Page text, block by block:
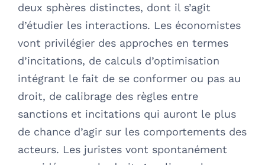
deux sphères distinctes, dont il s’agit
d’étudier les interactions. Les économistes
vont privilégier des approches en termes
d’incitations, de calculs d’optimisation
intégrant le fait de se conformer ou pas au
droit, de calibrage des règles entre
sanctions et incitations qui auront le plus
de chance d’agir sur les comportements des
acteurs. Les juristes vont spontanément